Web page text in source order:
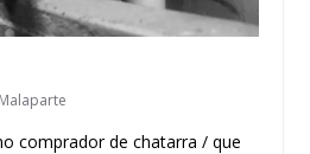
comprador de chatarra / que